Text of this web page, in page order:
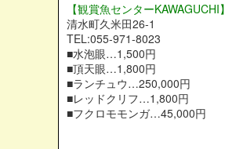
【観賞魚センターKAWAGUCHI】
清水町久米田26-1
TEL:055-971-8023
■水泡眼…1,500円
■頂天眼…1,800円
■ランチュウ…250,000円
■レッドクリフ…1,800円
■フクロモモンガ…45,000円